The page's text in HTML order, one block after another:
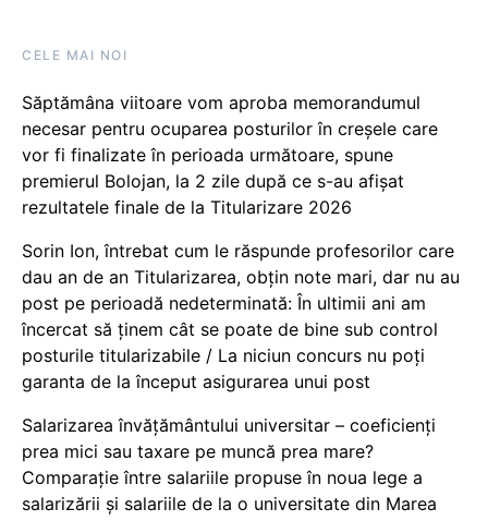
CELE MAI NOI
Săptămâna viitoare vom aproba memorandumul
necesar pentru ocuparea posturilor în creșele care
vor fi finalizate în perioada următoare, spune
premierul Bolojan, la 2 zile după ce s-au afișat
rezultatele finale de la Titularizare 2026
Sorin Ion, întrebat cum le răspunde profesorilor care
dau an de an Titularizarea, obțin note mari, dar nu au
post pe perioadă nedeterminată: În ultimii ani am
încercat să ținem cât se poate de bine sub control
posturile titularizabile / La niciun concurs nu poți
garanta de la început asigurarea unui post
Salarizarea învățământului universitar – coeficienți
prea mici sau taxare pe muncă prea mare?
Comparație între salariile propuse în noua lege a
salarizării și salariile de la o universitate din Marea